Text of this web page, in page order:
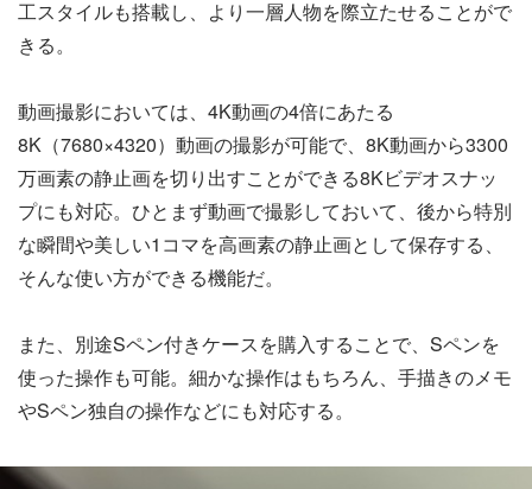
工スタイルも搭載し、より一層人物を際立たせることがで
きる。
動画撮影においては、4K動画の4倍にあたる
8K（7680×4320）動画の撮影が可能で、8K動画から3300
万画素の静止画を切り出すことができる8Kビデオスナッ
プにも対応。ひとまず動画で撮影しておいて、後から特別
な瞬間や美しい1コマを高画素の静止画として保存する、
そんな使い方ができる機能だ。
また、別途Sペン付きケースを購入することで、Sペンを
使った操作も可能。細かな操作はもちろん、手描きのメモ
やSペン独自の操作などにも対応する。